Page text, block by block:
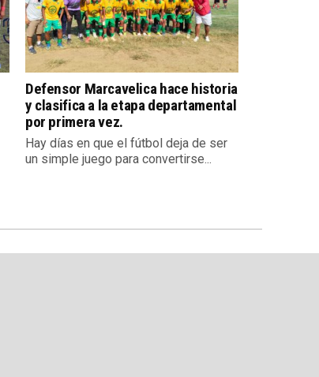
Defensor Marcavelica hace historia
y clasifica a la etapa departamental
por primera vez.
Hay días en que el fútbol deja de ser
un simple juego para convertirse...